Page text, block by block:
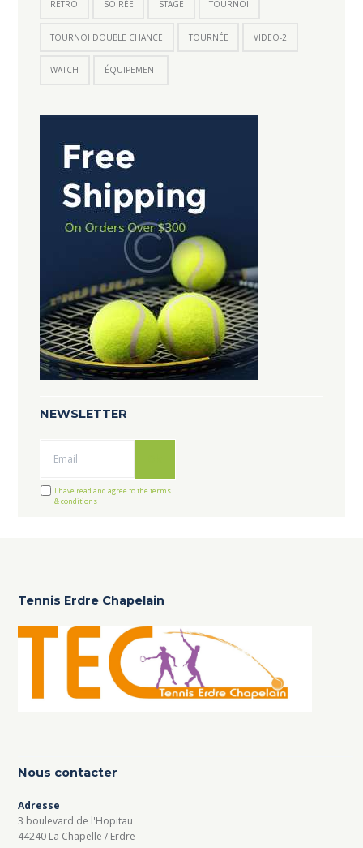
RETRO SOIRÉE STAGE TOURNOI
TOURNOI DOUBLE CHANCE TOURNÉE VIDEO-2
WATCH ÉQUIPEMENT
NEWSLETTER
I have read and agree to the terms
& conditions
Tennis Erdre Chapelain
Nous contacter
Adresse
3 boulevard de l'Hopitau
44240 La Chapelle / Erdre